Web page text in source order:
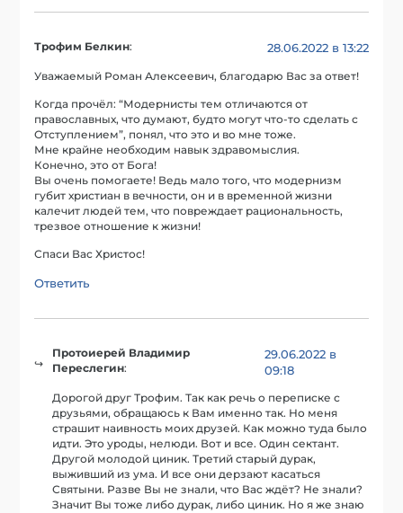
Трофим Белкин: 28.06.2022 в 13:22
Уважаемый Роман Алексеевич, благодарю Вас за ответ!
Когда прочёл: “Модернисты тем отличаются от
православных, что думают, будто могут что-то сделать с
Отступлением”, понял, что это и во мне тоже.
Мне крайне необходим навык здравомыслия.
Конечно, это от Бога!
Вы очень помогаете! Ведь мало того, что модернизм
губит христиан в вечности, он и в временной жизни
калечит людей тем, что повреждает рациональность,
трезвое отношение к жизни!
Спаси Вас Христос!
Ответить
Протоиерей Владимир
Переслегин:
29.06.2022 в
09:18
Дорогой друг Трофим. Так как речь о переписке с
друзьями, обращаюсь к Вам именно так. Но меня
страшит наивность моих друзей. Как можно туда было
идти. Это уроды, нелюди. Вот и все. Один сектант.
Другой молодой циник. Третий старый дурак,
выживший из ума. И все они дерзают касаться
Святыни. Разве Вы не знали, что Вас ждёт? Не знали?
Значит Вы тоже либо дурак, либо циник. Но я же знаю